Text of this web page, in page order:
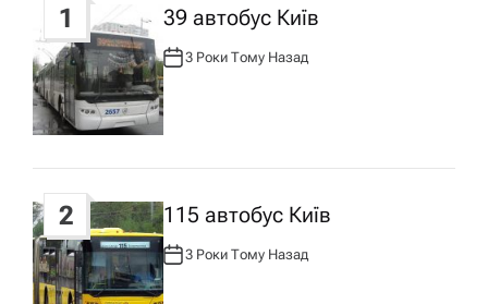
і
я
з
а
п
1 39 автобус Київ
А
В
Т
О
Р
:
3 Роки Тому Назад
2 115 автобус Київ
А
Т
3 Роки Тому Назад